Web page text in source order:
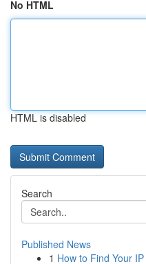
No HTML
HTML is disabled
Search
Published News
1 How to Find Your